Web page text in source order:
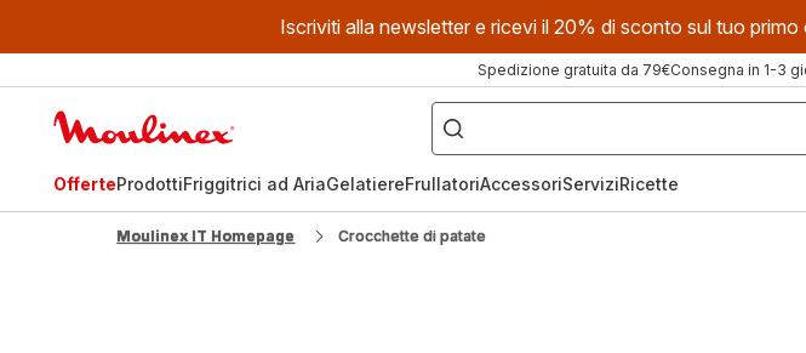
Iscriviti alla newsletter e ricevi il 20% di sconto sul tuo
Spedizione gratuita da 79€Consegna in 1-3
Cosa
stai
cercando?
OfferteProdottiFriggitrici ad AriaGelatiereFrullatoriAccessoriServiziRicette
Moulinex IT Homepage Crocchette di patate